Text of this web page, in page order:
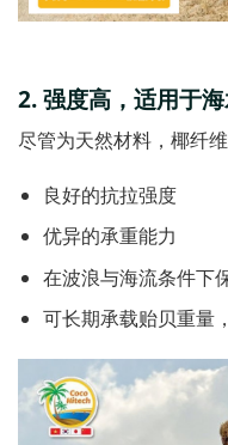
2.强度高，适用于
尽管为天然材料，椰纤
良好的抗拉强度
优异的承重能力
在波浪与海流条件下
可长期承载贻贝重量